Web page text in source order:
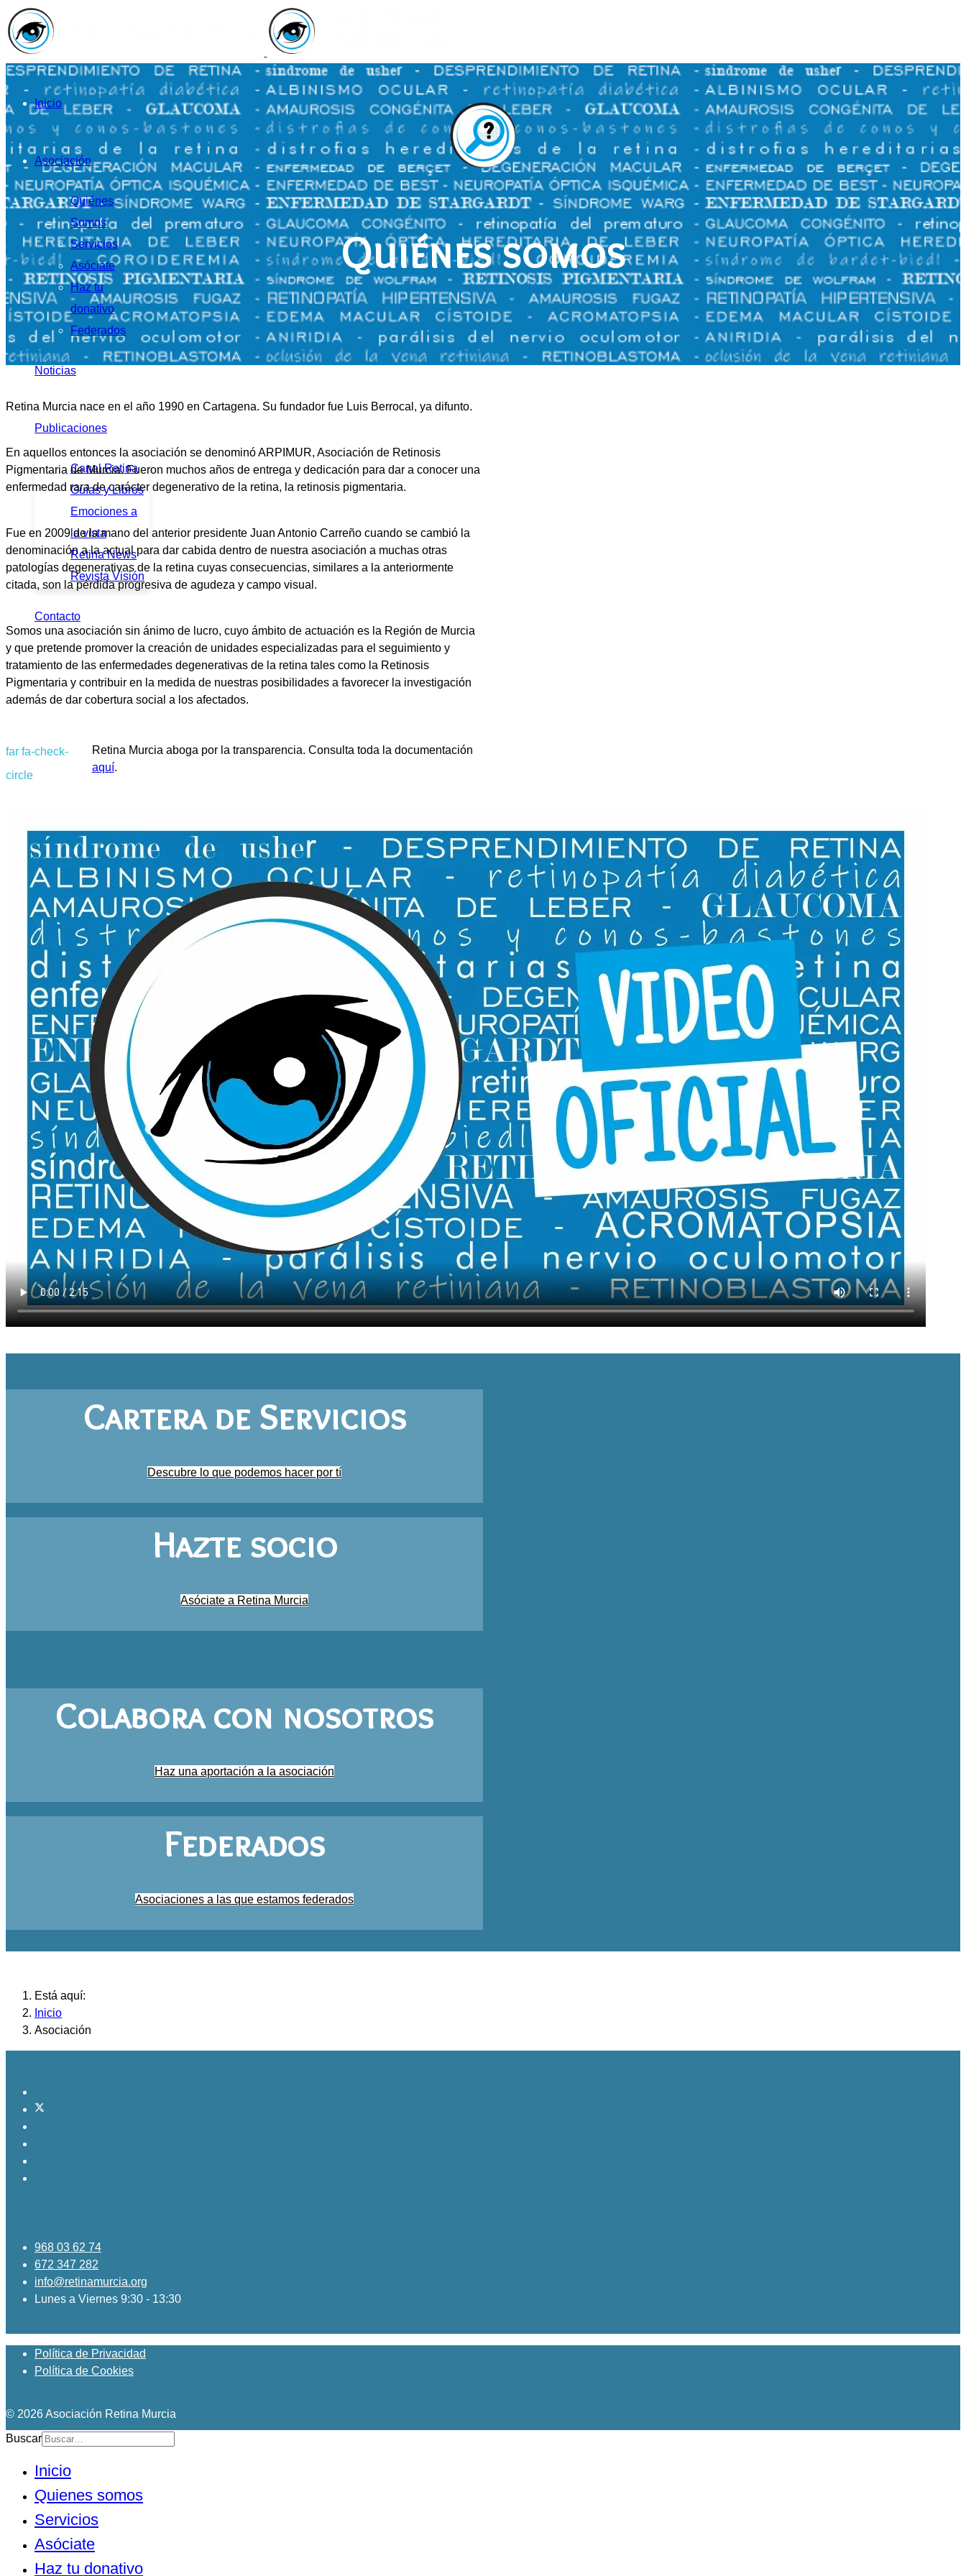
Inicio
Asociación
Quiénes
Somos
Servicios
Asóciate
Haz tu
donativo
Federados
Noticias
Publicaciones
Canal Retina
Guías y Libros
Emociones a
la vista
Retina News
Revista Visión
Contacto
Quiénes somos
Retina Murcia nace en el año 1990 en Cartagena. Su fundador fue Luis Berrocal, ya difunto.
En aquellos entonces la asociación se denominó ARPIMUR, Asociación de Retinosis
Pigmentaria de Murcia. Fueron muchos años de entrega y dedicación para dar a conocer una
enfermedad rara de carácter degenerativo de la retina, la retinosis pigmentaria.
Fue en 2009 de la mano del anterior presidente Juan Antonio Carreño cuando se cambió la
denominación a la actual para dar cabida dentro de nuestra asociación a muchas otras
patologías degenerativas de la retina cuyas consecuencias, similares a la anteriormente
citada, son la pérdida progresiva de agudeza y campo visual.
Somos una asociación sin ánimo de lucro, cuyo ámbito de actuación es la Región de Murcia
y que pretende promover la creación de unidades especializadas para el seguimiento y
tratamiento de las enfermedades degenerativas de la retina tales como la Retinosis
Pigmentaria y contribuir en la medida de nuestras posibilidades a favorecer la investigación
además de dar cobertura social a los afectados.
far fa-check-
circle
Retina Murcia aboga por la transparencia. Consulta toda la documentación
aquí.
Cartera de Servicios
Descubre lo que podemos hacer por tí
Hazte socio
Asóciate a Retina Murcia
Colabora con nosotros
Haz una aportación a la asociación
Federados
Asociaciones a las que estamos federados
Está aquí:
Inicio
Asociación
968 03 62 74
672 347 282
info@retinamurcia.org
Lunes a Viernes 9:30 - 13:30
Política de Privacidad
Política de Cookies
© 2026 Asociación Retina Murcia
Buscar
Inicio
Quienes somos
Servicios
Asóciate
Haz tu donativo